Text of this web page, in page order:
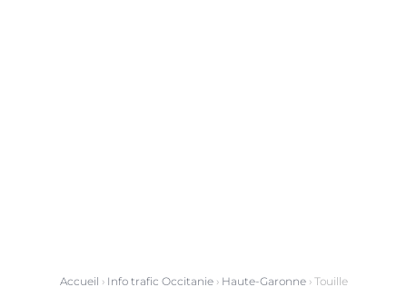
Accueil › Info trafic Occitanie› Haute-Garonne› Touille